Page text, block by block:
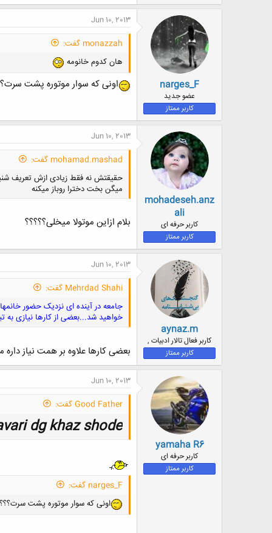
narges_F
عضو جدید
کاربر ممتاز
Jun 10, 2013
monazzah گفت:
هان کدوم خانومه
اونی که سوار موتوره پشت
mohadeseh.anz
ali
کاربر حرفه ای
کاربر ممتاز
Jun 10, 2013
mohamad.mashad گفت:
حقیقتش نه فقط زیادی ازش تعریف
میگن بخت دخترا روباز میکنه
بلام ازاین موتولا میخلی؟؟؟؟؟
aynaz.m
کاربر فعال تالار ادبیات ,
کاربر ممتاز
Jun 10, 2013
Mehrdad Shahi گفت:
جامعه در آینده ای نزدیک حضور
خواهید شد...بعضی از کارها نیازی
بعضی کارها علاوه بر همت نیاز
yamaha R6
کاربر حرفه ای
کاربر ممتاز
Jun 10, 2013
Good Father گفت:
dg khaz shode ...
narges_F گفت:
اونی که سوار موتوره پشت سرت؟؟؟